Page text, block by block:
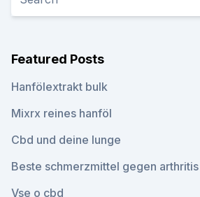
Featured Posts
Hanfölextrakt bulk
Mixrx reines hanföl
Cbd und deine lunge
Beste schmerzmittel gegen
Vse o cbd